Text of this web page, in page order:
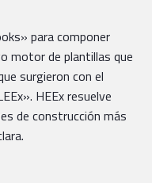
para componer
motor de plantillas que
surgieron con el
HEEx resuelve
de construcción más